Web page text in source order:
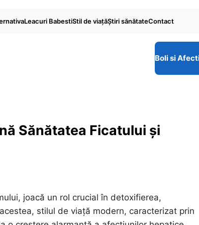
Leacuri BabestiStil de viaţăŞtiri sănătateContact
Boli si
Sănătatea Ficatului și
joacă un rol crucial în detoxifierea,
stilul de viață modern, caracterizat prin